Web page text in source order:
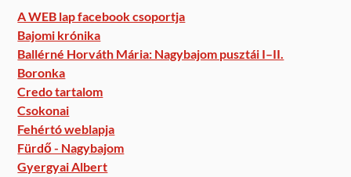
A WEB lap facebook csoportja
Bajomi krónika
Ballérné Horváth Mária: Nagybajom pusztái I–II.
Boronka
Credo tartalom
Csokonai
Fehértó weblapja
Fürdő - Nagybajom
Gyergyai Albert